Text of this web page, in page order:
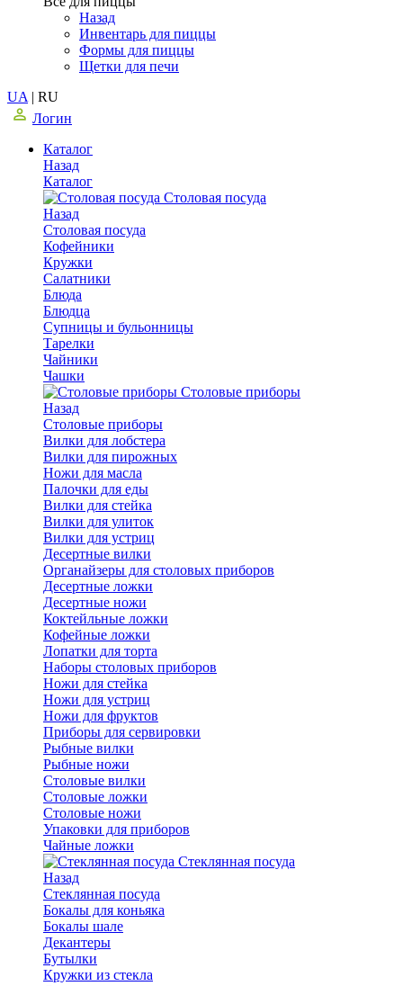
Назад
Инвентарь для пиццы
Формы для пиццы
Щетки для печи
UA | RU
Логин
Каталог
Назад
Каталог
Столовая посуда
Назад
Столовая посуда
Кофейники
Кружки
Салатники
Блюда
Блюдца
Супницы и бульонницы
Тарелки
Чайники
Чашки
Cтоловые приборы
Назад
Cтоловые приборы
Вилки для лобстера
Вилки для пирожных
Ножи для масла
Палочки для еды
Вилки для стейка
Вилки для улиток
Вилки для устриц
Десертные вилки
Органайзеры для столовых приборов
Десертные ложки
Десертные ножи
Коктейльные ложки
Кофейные ложки
Лопатки для торта
Наборы столовых приборов
Ножи для стейка
Ножи для устриц
Ножи для фруктов
Приборы для сервировки
Рыбные вилки
Рыбные ножи
Столовые вилки
Столовые ложки
Столовые ножи
Упаковки для приборов
Чайные ложки
Стеклянная посуда
Назад
Стеклянная посуда
Бокалы для коньяка
Бокалы шале
Декантеры
Бутылки
Кружки из стекла